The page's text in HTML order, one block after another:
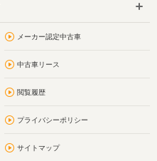
メーカー認定中古車
中古車リース
閲覧履歴
プライバシーポリシー
サイトマップ